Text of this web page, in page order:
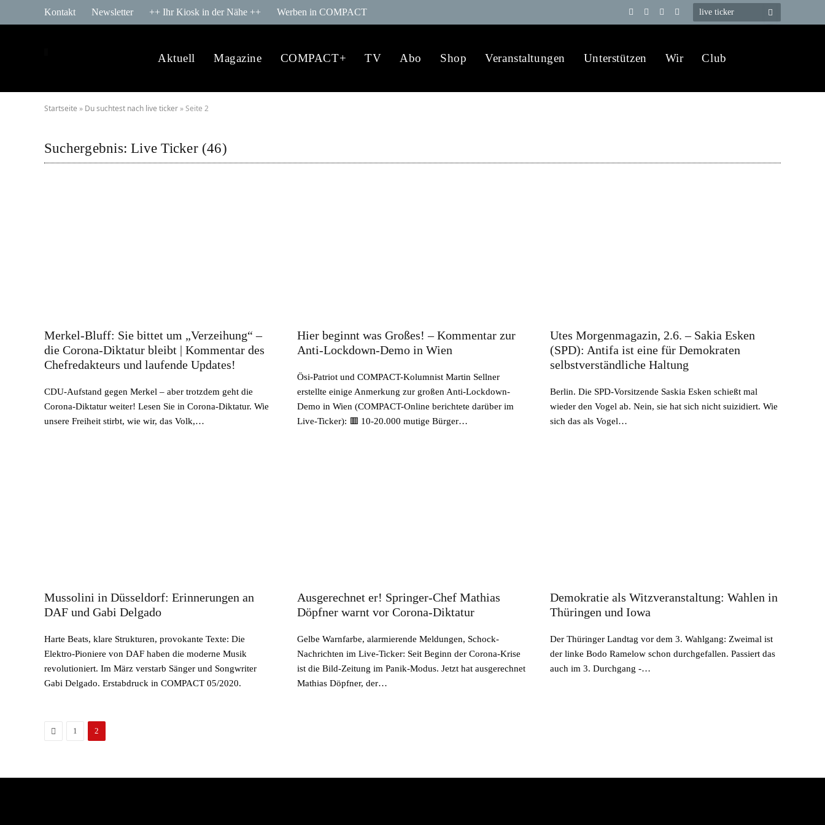
Kontakt Newsletter ++ Ihr Kiosk in der Nähe ++ Werben in COMPACT
Telegram
YouTube
X
WhatsApp
Aktuell Magazine COMPACT+ TV Abo Shop Veranstaltungen Unterstützen Wir Club
Startseite » Du suchtest nach live ticker »Seite 2
Suchergebnis:Live Ticker (46)
Merkel-Bluff: Sie bittet um „Verzeihung“ –
die Corona-Diktatur bleibt | Kommentar des
Chefredakteurs und laufende Updates!
CDU-Aufstand gegen Merkel – aber trotzdem geht die
Corona-Diktatur weiter! Lesen Sie in Corona-Diktatur. Wie
unsere Freiheit stirbt, wie wir, das Volk,…
Hier beginnt was Großes! – Kommentar zur
Anti-Lockdown-Demo in Wien
Ösi-Patriot und COMPACT-Kolumnist Martin Sellner
erstellte einige Anmerkung zur großen Anti-Lockdown-
Demo in Wien (COMPACT-Online berichtete darüber im
Live-Ticker): 🟥 10-20.000 mutige Bürger…
Utes Morgenmagazin, 2.6. – Sakia Esken
(SPD): Antifa ist eine für Demokraten
selbstverständliche Haltung
Berlin. Die SPD-Vorsitzende Saskia Esken schießt mal
wieder den Vogel ab. Nein, sie hat sich nicht suizidiert. Wie
sich das als Vogel…
Mussolini in Düsseldorf: Erinnerungen an
DAF und Gabi Delgado
Harte Beats, klare Strukturen, provokante Texte: Die
Elektro-Pioniere von DAF haben die moderne Musik
revolutioniert. Im März verstarb Sänger und Songwriter
Gabi Delgado. Erstabdruck in COMPACT 05/2020.
Ausgerechnet er! Springer-Chef Mathias
Döpfner warnt vor Corona-Diktatur
Gelbe Warnfarbe, alarmierende Meldungen, Schock-
Nachrichten im Live-Ticker: Seit Beginn der Corona-Krise
ist die Bild-Zeitung im Panik-Modus. Jetzt hat ausgerechnet
Mathias Döpfner, der…
Demokratie als Witzveranstaltung: Wahlen in
Thüringen und Iowa
Der Thüringer Landtag vor dem 3. Wahlgang: Zweimal ist
der linke Bodo Ramelow schon durchgefallen. Passiert das
auch im 3. Durchgang -…
Zurück1 2